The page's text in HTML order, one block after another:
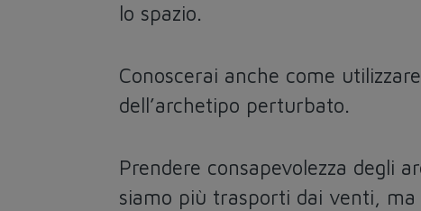
lo spazio.
Conoscerai anche come
dell’archetipo perturbato.
Prendere consapevolezza degli
siamo più trasporti dai venti,